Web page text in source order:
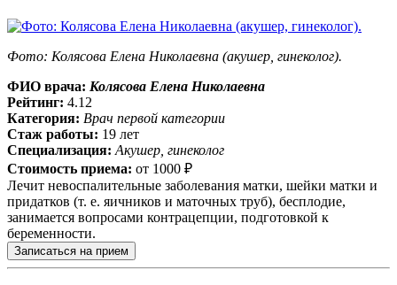
Фото: Колясова Елена Николаевна (акушер, гинеколог).
ФИО врача: Колясова Елена Николаевна
Рейтинг: 4.12
Категория: Врач первой категории
Стаж работы: 19 лет
Специализация: Акушер, гинеколог
Стоимость приема: от 1000 ₽
Лечит невоспалительные заболевания матки, шейки матки и
придатков (т. е. яичников и маточных труб), бесплодие,
занимается вопросами контрацепции, подготовкой к
беременности.
Записаться на прием